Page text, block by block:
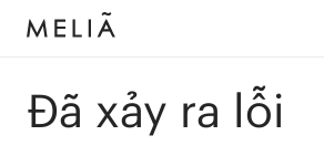
Đã xảy ra lỗi